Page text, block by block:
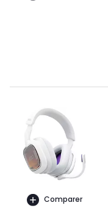
Comparer